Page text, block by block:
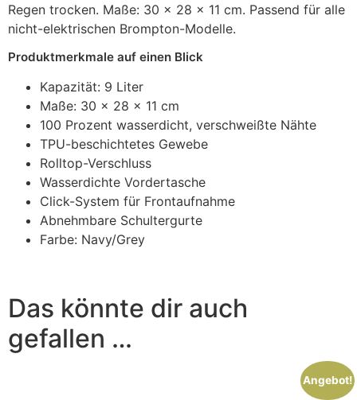
Regen trocken. Maße: 30 x 28 x 11 cm. Passend für alle
nicht-elektrischen Brompton-Modelle.
Produktmerkmale auf einen Blick
Kapazität: 9 Liter
Maße: 30 x 28 x 11 cm
100 Prozent wasserdicht, verschweißte Nähte
TPU-beschichtetes Gewebe
Rolltop-Verschluss
Wasserdichte Vordertasche
Click-System für Frontaufnahme
Abnehmbare Schultergurte
Farbe: Navy/Grey
Das könnte dir auch
gefallen …
Angebot!